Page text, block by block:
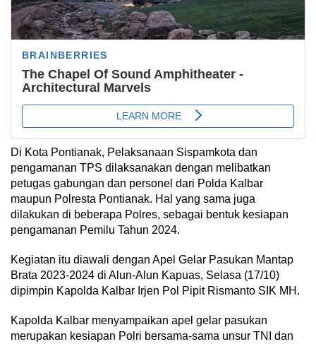
Di Kota Pontianak, Pelaksanaan Sispamkota dan
pengamanan TPS dilaksanakan dengan melibatkan
petugas gabungan dan personel dari Polda Kalbar
maupun Polresta Pontianak. Hal yang sama juga
dilakukan di beberapa Polres, sebagai bentuk kesiapan
pengamanan Pemilu Tahun 2024.
Kegiatan itu diawali dengan Apel Gelar Pasukan Mantap
Brata 2023-2024 di Alun-Alun Kapuas, Selasa (17/10)
dipimpin Kapolda Kalbar Irjen Pol Pipit Rismanto SIK MH.
Kapolda Kalbar menyampaikan apel gelar pasukan
merupakan kesiapan Polri bersama-sama unsur TNI dan